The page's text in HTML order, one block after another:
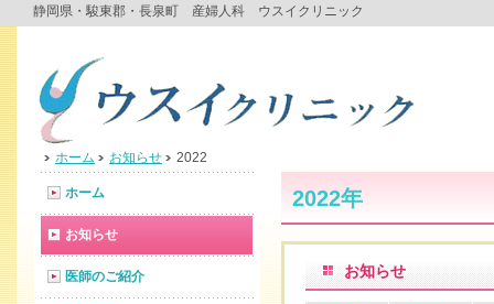
静岡県・駿東郡・長泉町 産婦人科 ウスイクリニック
ホーム お知らせ 2022
2022年
お知らせ
ホーム
お知らせ
医師のご紹介